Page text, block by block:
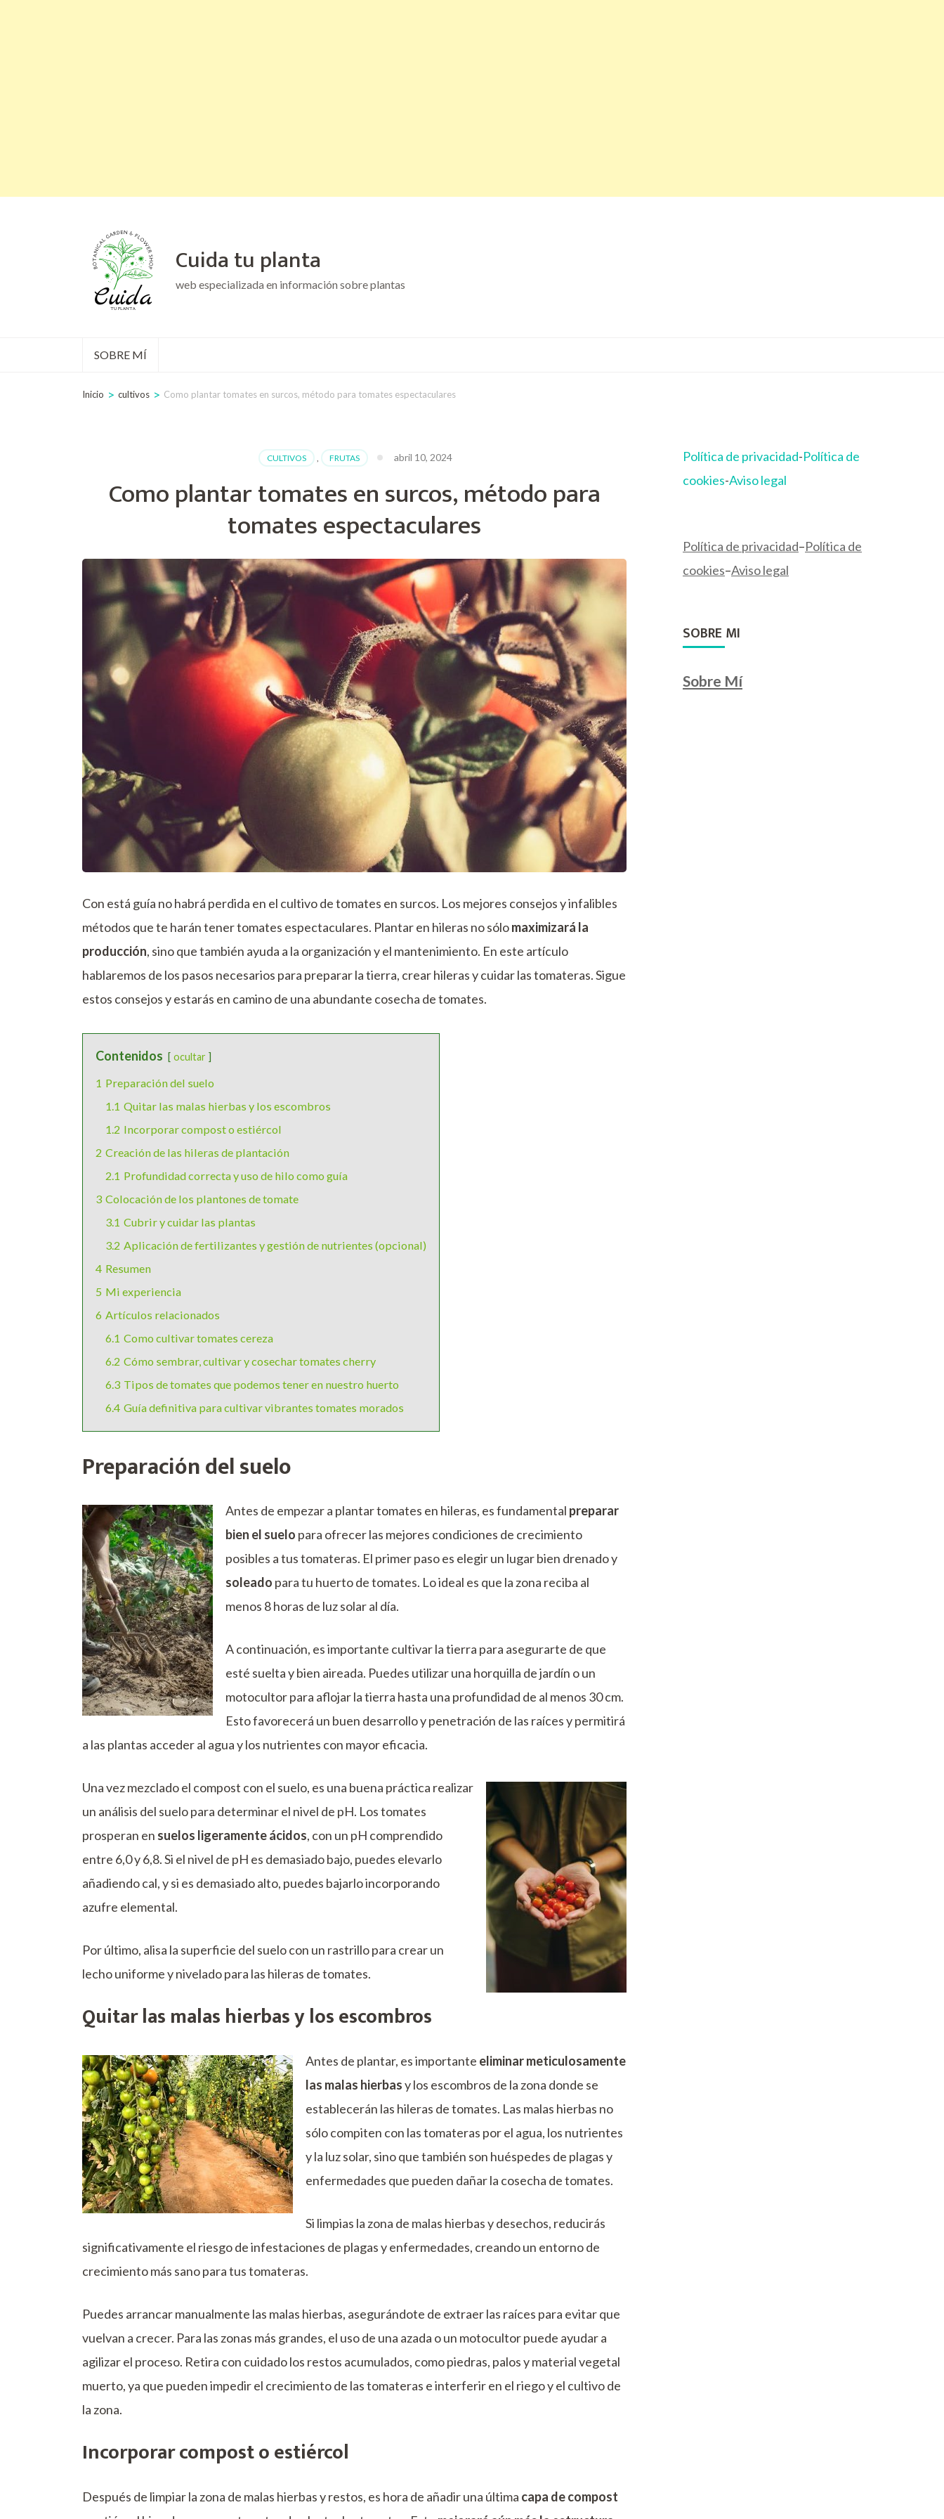
Cuida tu planta
web especializada en información sobre plantas
SOBRE MÍ
Inicio > cultivos > Como plantar tomates en surcos, método para tomates espectaculares
CULTIVOS , FRUTAS abril 10, 2024
Como plantar tomates en surcos, método para
tomates espectaculares
Con está guía no habrá perdida en el cultivo de tomates en surcos. Los mejores consejos y infalibles
métodos que te harán tener tomates espectaculares. Plantar en hileras no sólomaximizará la
producción, sino que también ayuda a la organización y el mantenimiento. En este artículo
hablaremos de los pasos necesarios para preparar la tierra, crear hileras y cuidar las tomateras. Sigue
estos consejos y estarás en camino de una abundante cosecha de tomates.
Contenidos ocultar
1 Preparación del suelo
1.1 Quitar las malas hierbas y los escombros
1.2 Incorporar compost o estiércol
2 Creación de las hileras de plantación
2.1 Profundidad correcta y uso de hilo como guía
3 Colocación de los plantones de tomate
3.1 Cubrir y cuidar las plantas
3.2 Aplicación de fertilizantes y gestión de nutrientes (opcional)
4 Resumen
5 Mi experiencia
6 Artículos relacionados
6.1 Como cultivar tomates cereza
6.2 Cómo sembrar, cultivar y cosechar tomates cherry
6.3 Tipos de tomates que podemos tener en nuestro huerto
6.4 Guía definitiva para cultivar vibrantes tomates morados
Preparación del suelo
Antes de empezar a plantar tomates en hileras, es fundamental preparar
bien el suelo para ofrecer las mejores condiciones de crecimiento
posibles a tus tomateras. El primer paso es elegir un lugar bien drenado y
soleado para tu huerto de tomates. Lo ideal es que la zona reciba al
menos 8 horas de luz solar al día.
A continuación, es importante cultivar la tierra para asegurarte de que
esté suelta y bien aireada. Puedes utilizar una horquilla de jardín o un
motocultor para aflojar la tierra hasta una profundidad de al menos 30 cm.
Esto favorecerá un buen desarrollo y penetración de las raíces y permitirá
a las plantas acceder al agua y los nutrientes con mayor eficacia.
Una vez mezclado el compost con el suelo, es una buena práctica realizar
un análisis del suelo para determinar el nivel de pH. Los tomates
prosperan en suelos ligeramente ácidos, con un pH comprendido
entre 6,0 y 6,8. Si el nivel de pH es demasiado bajo, puedes elevarlo
añadiendo cal, y si es demasiado alto, puedes bajarlo incorporando
azufre elemental.
Por último, alisa la superficie del suelo con un rastrillo para crear un
lecho uniforme y nivelado para las hileras de tomates.
Quitar las malas hierbas y los escombros
Antes de plantar, es importante eliminar meticulosamente
las malas hierbasy los escombros de la zona donde se
establecerán las hileras de tomates. Las malas hierbas no
sólo compiten con las tomateras por el agua, los nutrientes
y la luz solar, sino que también son huéspedes de plagas y
enfermedades que pueden dañar la cosecha de tomates.
Si limpias la zona de malas hierbas y desechos, reducirás
significativamente el riesgo de infestaciones de plagas y enfermedades, creando un entorno de
crecimiento más sano para tus tomateras.
Puedes arrancar manualmente las malas hierbas, asegurándote de extraer las raíces para evitar que
vuelvan a crecer. Para las zonas más grandes, el uso de una azada o un motocultor puede ayudar a
agilizar el proceso. Retira con cuidado los restos acumulados, como piedras, palos y material vegetal
muerto, ya que pueden impedir el crecimiento de las tomateras e interferir en el riego y el cultivo de
la zona.
Incorporar compost o estiércol
Después de limpiar la zona de malas hierbas y restos, es hora de añadir una última capa de compost
Política de privacidad-Política de
cookies-Aviso legal
Política de privacidad–Política de
cookies–Aviso legal
SOBRE MI
Sobre Mí